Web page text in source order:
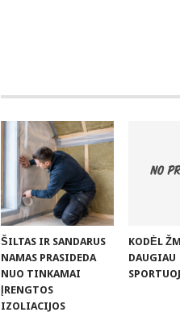
ŠILTAS IR SANDARUS
NAMAS PRASIDEDA
NUO TINKAMAI
ĮRENGTOS
IZOLIACIJOS
KODĖL
DAUGIAU